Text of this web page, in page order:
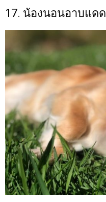
17. น้องนอนอาบแดด